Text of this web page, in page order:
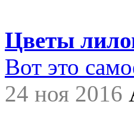
Цветы
Вот это
24 ноя 2016